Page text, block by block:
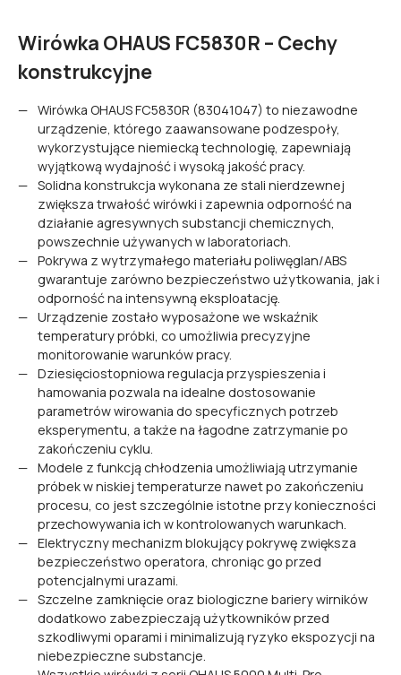
Wirówka OHAUS FC5830R – Cechy
konstrukcyjne
Wirówka OHAUS FC5830R (83041047) to niezawodne
urządzenie, którego zaawansowane podzespoły,
wykorzystujące niemiecką technologię, zapewniają
wyjątkową wydajność i wysoką jakość pracy.
Solidna konstrukcja wykonana ze stali nierdzewnej
zwiększa trwałość wirówki i zapewnia odporność na
działanie agresywnych substancji chemicznych,
powszechnie używanych w laboratoriach.
Pokrywa z wytrzymałego materiału poliwęglan/ABS
gwarantuje zarówno bezpieczeństwo użytkowania, jak i
odporność na intensywną eksploatację.
Urządzenie zostało wyposażone we wskaźnik
temperatury próbki, co umożliwia precyzyjne
monitorowanie warunków pracy.
Dziesięciostopniowa regulacja przyspieszenia i
hamowania pozwala na idealne dostosowanie
parametrów wirowania do specyficznych potrzeb
eksperymentu, a także na łagodne zatrzymanie po
zakończeniu cyklu.
Modele z funkcją chłodzenia umożliwiają utrzymanie
próbek w niskiej temperaturze nawet po zakończeniu
procesu, co jest szczególnie istotne przy konieczności
przechowywania ich w kontrolowanych warunkach.
Elektryczny mechanizm blokujący pokrywę zwiększa
bezpieczeństwo operatora, chroniąc go przed
potencjalnymi urazami.
Szczelne zamknięcie oraz biologiczne bariery wirników
dodatkowo zabezpieczają użytkowników przed
szkodliwymi oparami i minimalizują ryzyko ekspozycji na
niebezpieczne substancje.